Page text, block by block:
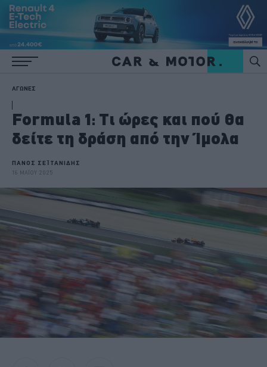
ΑΓΩΝΕΣ
Formula 1: Τι ώρες και πού θα
δείτε τη δράση από την Ίμολα
ΠΑΝΟΣ ΣΕΪΤΑΝΙΔΗΣ
16 ΜΑΪΟΥ 2025